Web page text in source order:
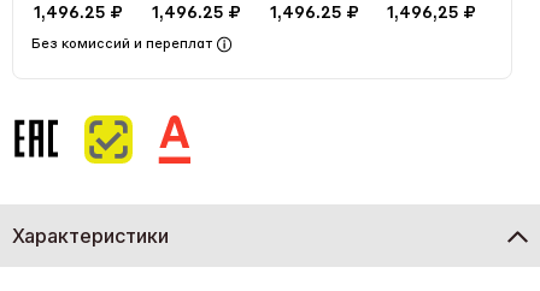
1,496.25 ₽ 1,496.25 ₽ 1,496.25 ₽ 1,496,25 ₽
Без комиссий и переплат
Характеристики